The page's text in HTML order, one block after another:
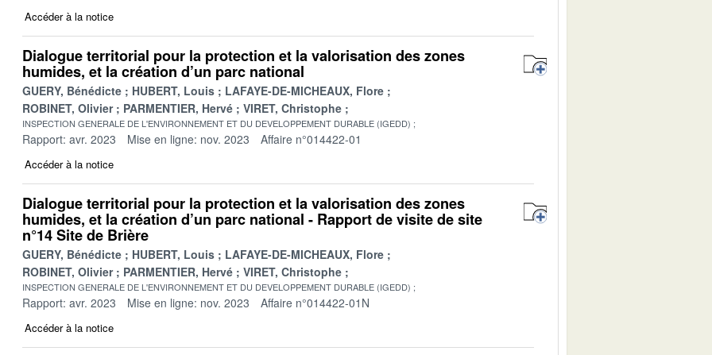
Accéder à la notice
Dialogue territorial pour la protection et la valorisation des zones
humides, et la création d’un parc national
GUERY, Bénédicte HUBERT, Louis
LAFAYE-DE-MICHEAUX, Flore
ROBINET, Olivier
PARMENTIER, Hervé VIRET, Christophe
INSPECTION GENERALE DE L'ENVIRONNEMENT ET DU DEVELOPPEMENT DURABLE (IGEDD)
Rapport: avr. 2023 Mise en ligne: nov. 2023 Affaire n°014422-01
Accéder à la notice
Dialogue territorial pour la protection et la valorisation des zones
humides, et la création d’un parc national - Rapport de visite de site
n°14 Site de Brière
GUERY, Bénédicte HUBERT, Louis
LAFAYE-DE-MICHEAUX, Flore
ROBINET, Olivier
PARMENTIER, Hervé VIRET, Christophe
INSPECTION GENERALE DE L'ENVIRONNEMENT ET DU DEVELOPPEMENT DURABLE (IGEDD)
Rapport: avr. 2023 Mise en ligne: nov. 2023 Affaire n°014422-01N
Accéder à la notice